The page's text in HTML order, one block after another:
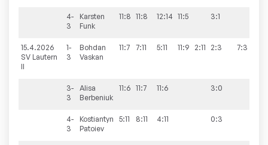
4-
3
Karsten
Funk
11:8 11:8 12:14 11:5 3:1
15.4.2026
SV Lautern
II
1-
3
Bohdan
Vaskan
11:7 7:11 5:11 11:9 2:11 2:3 7:3
3-
3
Alisa
Berbeniuk
11:6 11:7 11:6 3:0
4-
3
Kostiantyn
Patoiev
5:11 8:11 4:11 0:3